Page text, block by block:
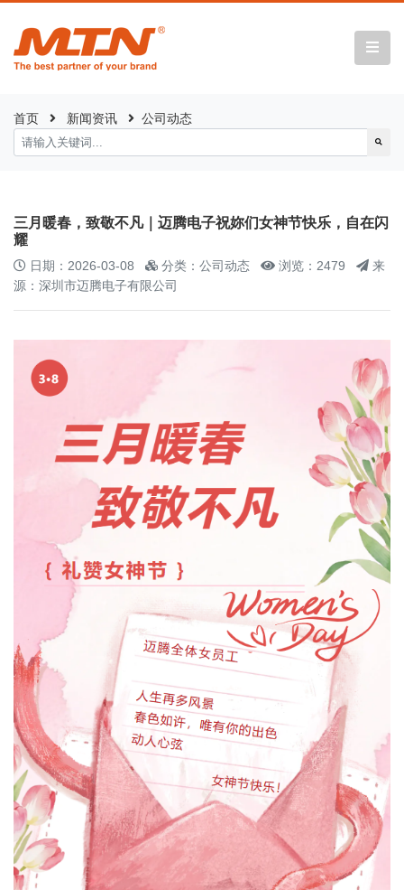
首页 新闻资讯 公司动态
三月暖春，致敬不凡｜迈腾电子祝妳们女神节快乐，自在闪
耀
日期：2026-03-08 分类：公司动态 浏览：2479
来
源：深圳市迈腾电子有限公司